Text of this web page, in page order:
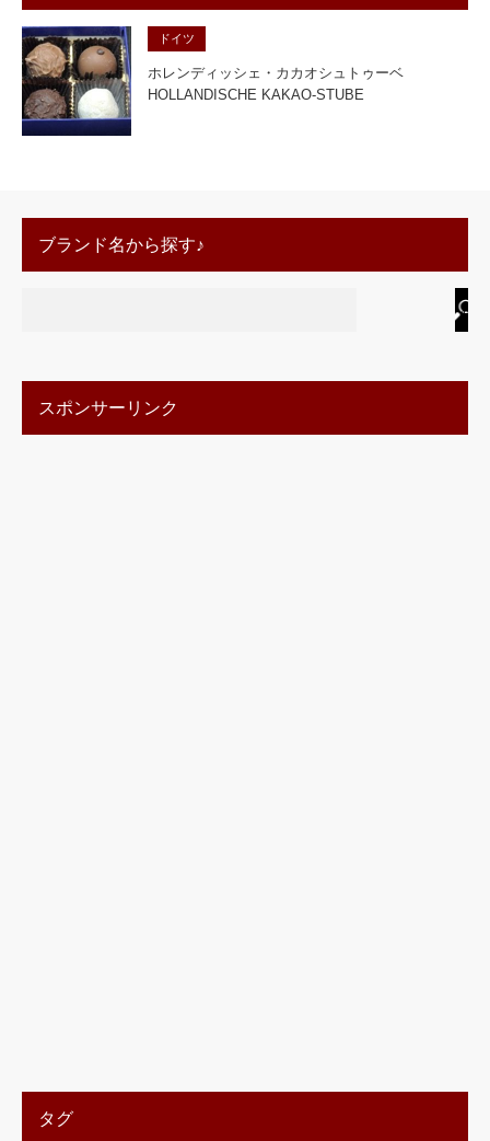
ドイツ
ホレンディッシェ・カカオシュトゥーベ
HOLLANDISCHE KAKAO-STUBE
ブランド名から探す♪
スポンサーリンク
タグ